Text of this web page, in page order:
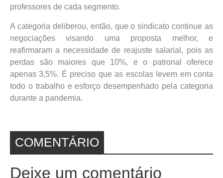
professores de cada segmento.
A categoria deliberou, então, que o sindicato continue as
negociações visando uma proposta melhor, e
reafirmaram a necessidade de reajuste salarial, pois as
perdas são maiores que 10%, e o patronal oferece
apenas 3,5%. É preciso que as escolas levem em conta
todo o trabalho e esforço desempenhado pela categoria
durante a pandemia.
COMENTÁRIO
Deixe um comentário